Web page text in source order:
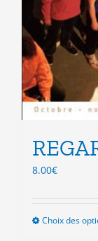
8.00€
Choix des